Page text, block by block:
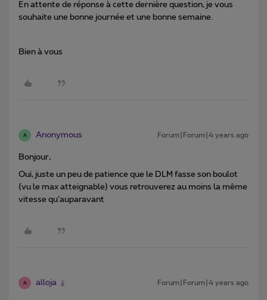
En attente de réponse à cette dernière question, je vous
souhaite une bonne journée et une bonne semaine.
Bien à vous
A Anonymous Forum|Forum|4 years ago
Bonjour,
Oui, juste un peu de patience que le DLM fasse son boulot
(vu le max atteignable) vous retrouverez au moins la même
vitesse qu’auparavant
A alloja Forum|Forum|4 years ago